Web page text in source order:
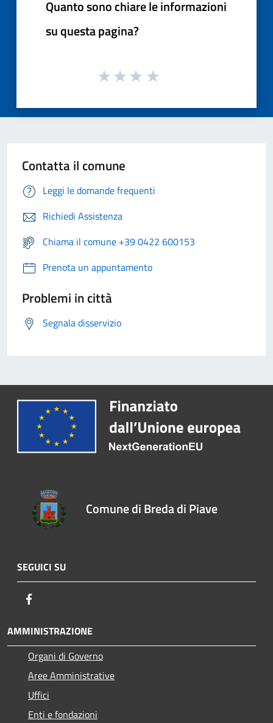
Quanto sono chiare le informazioni
su questa pagina?
Contatta il comune
Leggi le domande frequenti
Richiedi Assistenza
Chiama il comune +39 0422 600153
Prenota un appuntamento
Problemi in città
Segnala disservizio
Comune di Breda di Piave
SEGUICI SU
AMMINISTRAZIONE
Organi di Governo
Aree Amministrative
Uffici
Enti e fondazioni